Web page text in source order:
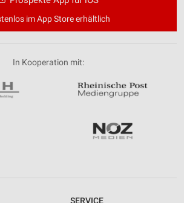
im App Store erhältlich
In Kooperation mit:
SERVICE